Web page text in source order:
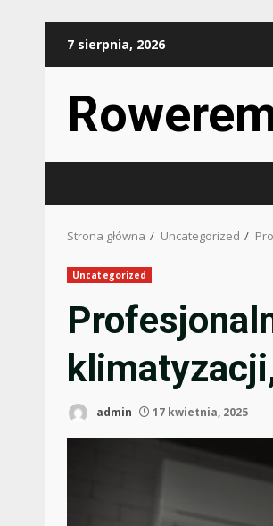
7 sierpnia, 2026
Strona główna Uncategorized
Uncategorized
admin 17 kwietnia, 2025